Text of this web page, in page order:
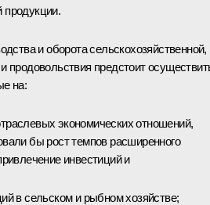
продукции.
и оборота сельскохозяйственной,
продовольствия предстоит
на:
экономических отношений,
бы рост темпов расширенного
инвестиций и
в сельском и рыбном хозяйстве;